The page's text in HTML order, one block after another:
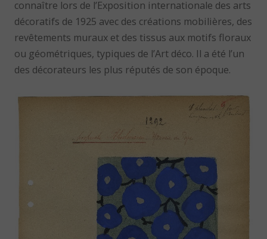
connaître lors de l’Exposition internationale des arts
décoratifs de 1925 avec des créations mobilières, des
revêtements muraux et des tissus aux motifs floraux
ou géométriques, typiques de l’Art déco. Il a été l’un
des décorateurs les plus réputés de son époque.